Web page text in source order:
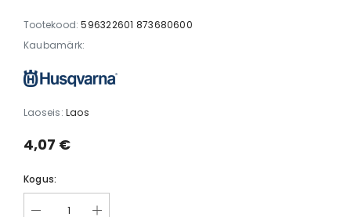
Tootekood: 596322601 873680600
Kaubamärk:
Laoseis: Laos
4,07 €
Kogus: